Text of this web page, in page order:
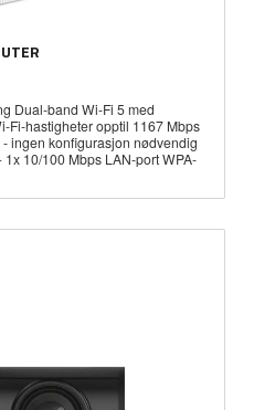
Dual-band Wi-Fi 5 med
Fi-hastigheter opptil 1167 Mbps
ingen konfigurasjon nødvendig
10/100 Mbps LAN-port WPA-